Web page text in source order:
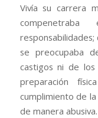
Vivía su carrera
se preocupaba
castigos ni de
preparación
cumplimiento de
de manera abusiva.